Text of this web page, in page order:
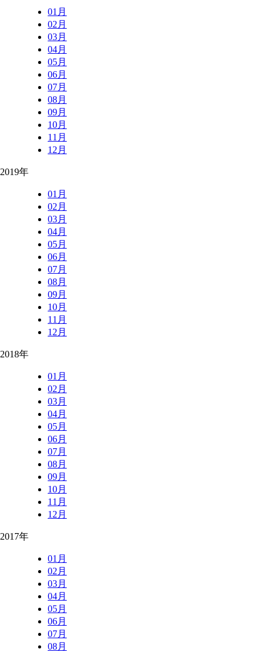
01月
02月
03月
04月
05月
06月
07月
08月
09月
10月
11月
12月
2019年
01月
02月
03月
04月
05月
06月
07月
08月
09月
10月
11月
12月
2018年
01月
02月
03月
04月
05月
06月
07月
08月
09月
10月
11月
12月
2017年
01月
02月
03月
04月
05月
06月
07月
08月